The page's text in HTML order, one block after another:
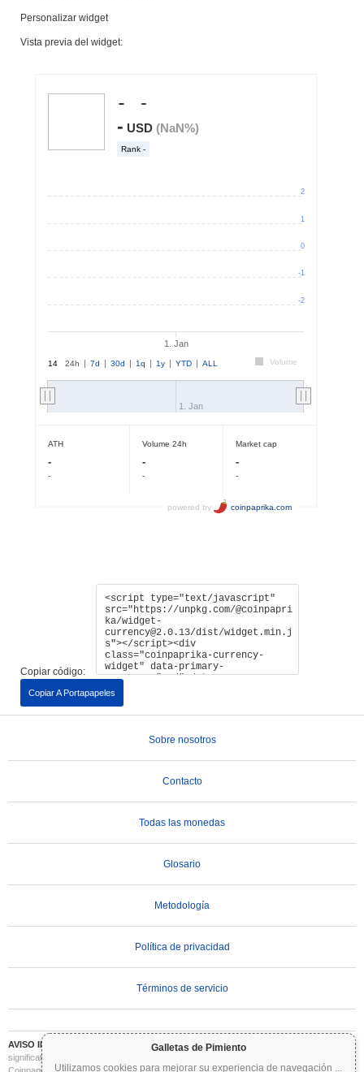
Galletas de Pimiento
Utilizamos cookies para mejorar su experiencia de navegación ...
Personalizar widget
Vista previa del widget:
Copiar código:
Copiar A Portapapeles
Sobre nosotros
Contacto
Todas las monedas
Glosario
Metodología
Política de privacidad
Términos de servicio
AVISO IMPORTANTE:
Las criptomonedas son altamente volátiles e implican un riesgo
significativo. Puede perder parte o la totalidad de su inversión. Toda la información en
Coinpaprika se proporciona únicamente con fines informativos y no constituye